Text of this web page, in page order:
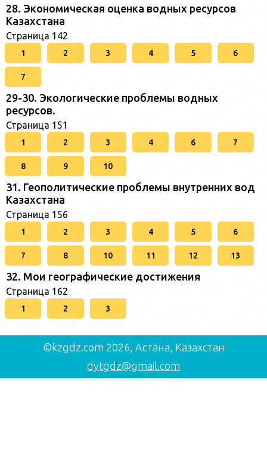
28. Экономическая оценка водных ресурсов
Казахстана
Страница 142
1 2 3 4 5 6
7
29-30. Экологические проблемы водных
ресурсов.
Страница 151
1 2 3 4 6 7
8 9 10
31. Геополитические проблемы внутренних вод
Казахстана
Страница 156
1 2 3 4 5 6
7 8 10 11 12 13
32. Мои географические достижения
Страница 162
1 2 3
©kzgdz.com 2026, Астана, Казахстан
dytgdz@gmail.com